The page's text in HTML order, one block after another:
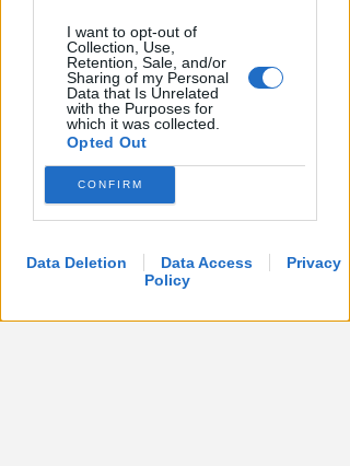
I want to opt-out of
Collection, Use,
Retention, Sale, and/or
Sharing of my Personal
Data that Is Unrelated
with the Purposes for
which it was collected.
Opted Out
CONFIRM
Data Deletion Data Access
Privacy
Policy